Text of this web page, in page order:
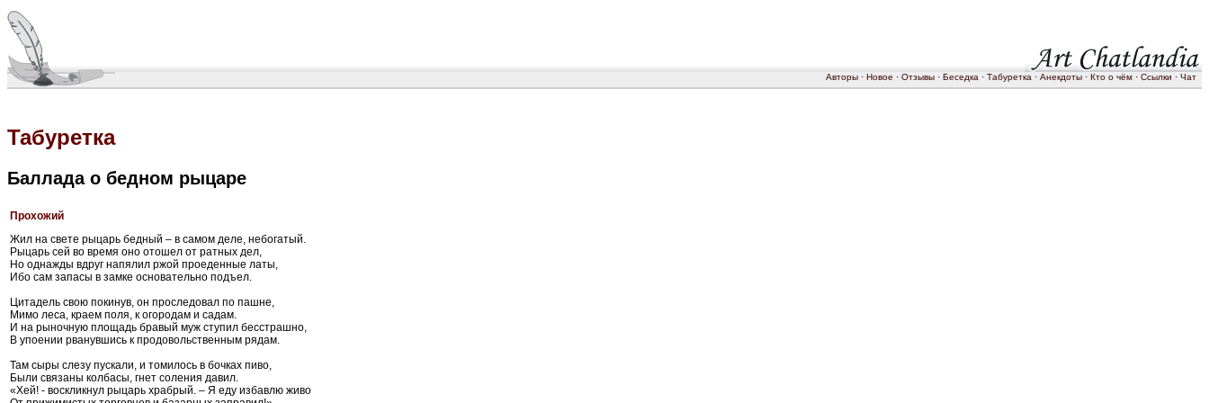
Авторы · Новое · Отзывы · Беседка · Табуретка · Анекдоты · Кто о чём · Ссылки · Чат
Табуретка
Баллада о бедном рыцаре
Прохожий
Жил на свете рыцарь бедный – в самом деле, небогатый.
Рыцарь сей во время оно отошел от ратных дел,
Но однажды вдруг напялил ржой проеденные латы,
Ибо сам запасы в замке основательно подъел.
Цитадель свою покинув, он проследовал по пашне,
Мимо леса, краем поля, к огородам и садам.
И на рыночную площадь бравый муж ступил бесстрашно,
В упоении рванувшись к продовольственным рядам.
Там сыры слезу пускали, и томилось в бочках пиво,
Были связаны колбасы, гнет соления давил.
«Хей! - воскликнул рыцарь храбрый. – Я еду избавлю живо